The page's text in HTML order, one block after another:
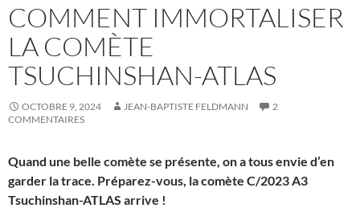
COMMENT IMMORTALISER
LA COMÈTE
TSUCHINSHAN-ATLAS
OCTOBRE 9, 2024 JEAN-BAPTISTE FELDMANN
2
COMMENTAIRES
Quand une belle comète se présente, on a tous envie d’en
garder la trace. Préparez-vous, la comète C/2023 A3
Tsuchinshan-ATLAS arrive !